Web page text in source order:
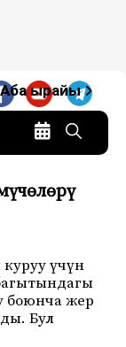
—
Аба ырайы
үчүн
боюнча жер
Бул